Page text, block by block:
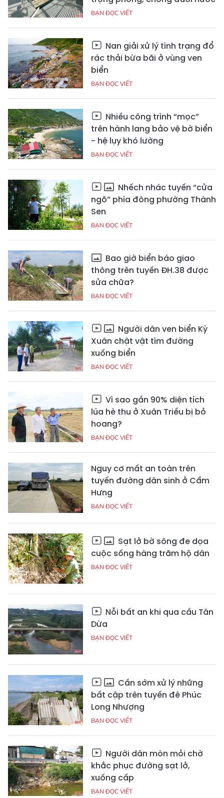
BẠN ĐỌC VIẾT
Nan giải xử lý tình trạng đổ
rác thải bừa bãi ở vùng ven
biển
BẠN ĐỌC VIẾT
Nhiều công trình “mọc”
trên hành lang bảo vệ bờ biển
- hệ lụy khó lường
BẠN ĐỌC VIẾT
Nhếch nhác tuyến “cửa
ngõ” phía đông phường Thành
Sen
BẠN ĐỌC VIẾT
Bao giờ biển báo giao
thông trên tuyến ĐH.38 được
sửa chữa?
BẠN ĐỌC VIẾT
Người dân ven biển Kỳ
Xuân chật vật tìm đường
xuống biển
BẠN ĐỌC VIẾT
Vì sao gần 90% diện tích
lúa hè thu ở Xuân Triều bị bỏ
hoang?
BẠN ĐỌC VIẾT
Nguy cơ mất an toàn trên
tuyến đường dân sinh ở Cẩm
Hưng
BẠN ĐỌC VIẾT
Sạt lở bờ sông đe dọa
cuộc sống hàng trăm hộ dân
BẠN ĐỌC VIẾT
Nỗi bất an khi qua cầu Tân
Dừa
BẠN ĐỌC VIẾT
Cần sớm xử lý những
bất cập trên tuyến đê Phúc
Long Nhượng
BẠN ĐỌC VIẾT
Người dân mòn mỏi chờ
khắc phục đường sạt lở,
xuống cấp
BẠN ĐỌC VIẾT